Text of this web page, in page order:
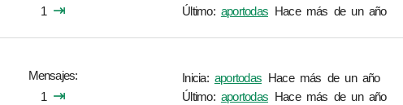
1 ⇥
Último: aportodas Hace más de un año
Mensajes
1 ⇥
Inicia: aportodas Hace más de un año
Último: aportodas Hace más de un año